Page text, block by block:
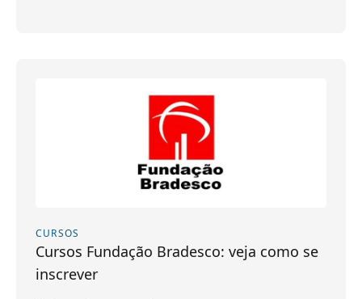
CURSOS
Cursos Fundação Bradesco: veja como se
inscrever